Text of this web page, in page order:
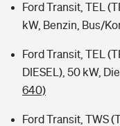
Ford Transit, TEL
kW, Benzin, Bus/
Ford Transit, TEL
DIESEL), 50 kW,
640)
Ford Transit, TWS